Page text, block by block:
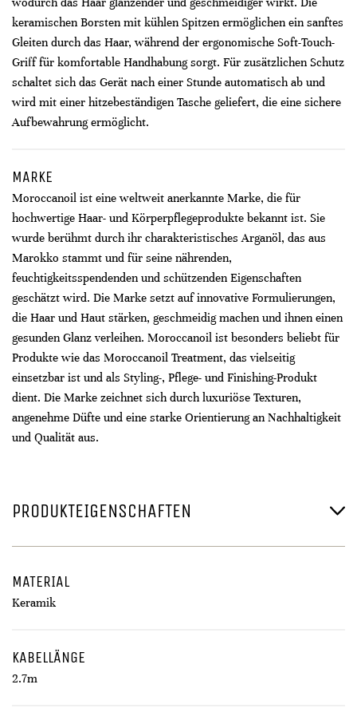
keramischen Borsten mit kühlen Spitzen ermöglichen ein sanftes
Gleiten durch das Haar, während der ergonomische Soft-Touch-
Griff für komfortable Handhabung sorgt. Für zusätzlichen Schutz
schaltet sich das Gerät nach einer Stunde automatisch ab und
wird mit einer hitzebeständigen Tasche geliefert, die eine sichere
Aufbewahrung ermöglicht.
MARKE
Moroccanoil ist eine weltweit anerkannte Marke, die für
hochwertige Haar- und Körperpflegeprodukte bekannt ist. Sie
wurde berühmt durch ihr charakteristisches Arganöl, das aus
Marokko stammt und für seine nährenden,
feuchtigkeitsspendenden und schützenden Eigenschaften
geschätzt wird. Die Marke setzt auf innovative Formulierungen,
die Haar und Haut stärken, geschmeidig machen und ihnen einen
gesunden Glanz verleihen. Moroccanoil ist besonders beliebt für
Produkte wie das Moroccanoil Treatment, das vielseitig
einsetzbar ist und als Styling-, Pflege- und Finishing-Produkt
dient. Die Marke zeichnet sich durch luxuriöse Texturen,
angenehme Düfte und eine starke Orientierung an Nachhaltigkeit
und Qualität aus.
PRODUKTEIGENSCHAFTEN
MATERIAL
Keramik
KABELLÄNGE
2.7m